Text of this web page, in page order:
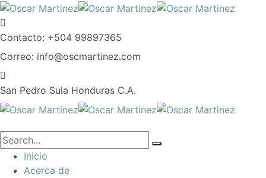
Contacto: +504 99897365
Correo: info@oscmartinez.com
San Pedro Sula Honduras C.A.
Inicio
Acerca de